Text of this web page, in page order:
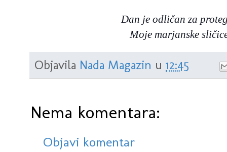
Dan je odličan za
Moje marjanske
Objavila Nada Magazin u 12:45
Nema komentara:
Objavi komentar